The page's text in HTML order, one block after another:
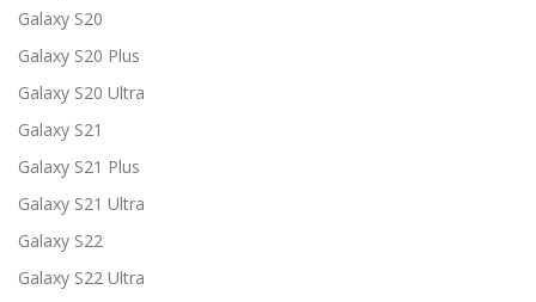
Galaxy S20
Galaxy S20 Plus
Galaxy S20 Ultra
Galaxy S21
Galaxy S21 Plus
Galaxy S21 Ultra
Galaxy S22
Galaxy S22 Ultra